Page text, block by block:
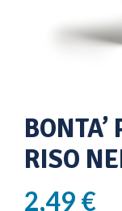
RISO
2,49 €